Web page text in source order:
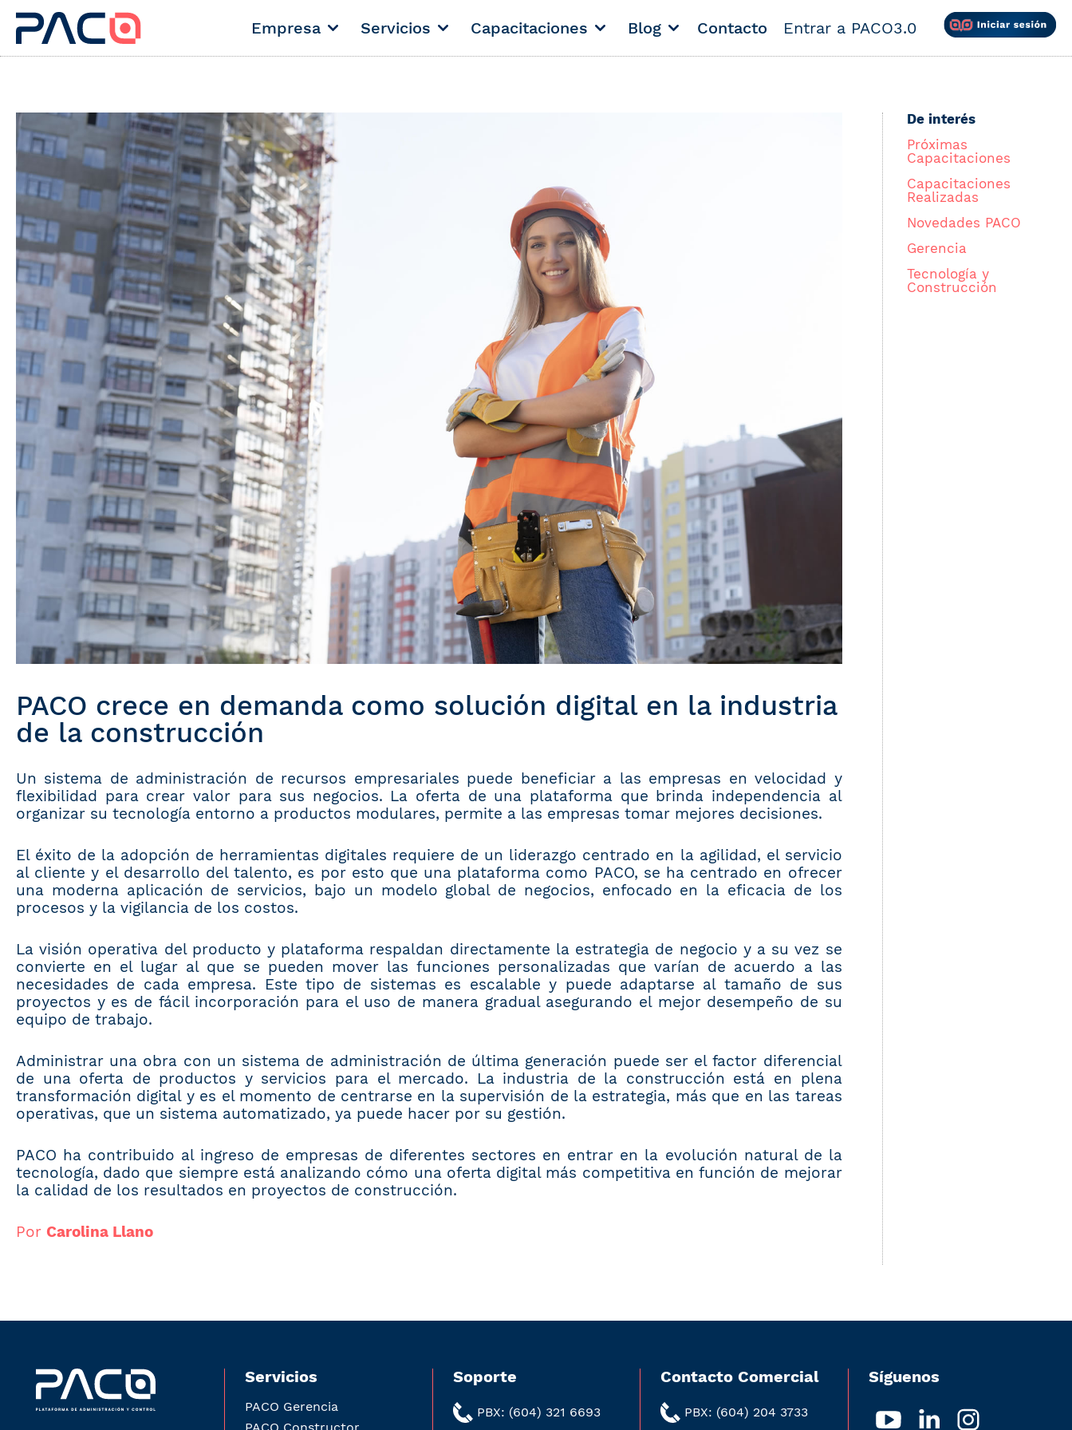
Empresa Servicios Capacitaciones Blog Contacto Entrar a PACO3.0
PACO crece en demanda como solución digital en la industria
de la construcción
Un sistema de administración de recursos empresariales puede beneficiar a las empresas en velocidad y
flexibilidad para crear valor para sus negocios. La oferta de una plataforma que brinda independencia al
organizar su tecnología entorno a productos modulares, permite a las empresas tomar mejores decisiones.
El éxito de la adopción de herramientas digitales requiere de un liderazgo centrado en la agilidad, el servicio
al cliente y el desarrollo del talento, es por esto que una plataforma como PACO, se ha centrado en ofrecer
una moderna aplicación de servicios, bajo un modelo global de negocios, enfocado en la eficacia de los
procesos y la vigilancia de los costos.
La visión operativa del producto y plataforma respaldan directamente la estrategia de negocio y a su vez se
convierte en el lugar al que se pueden mover las funciones personalizadas que varían de acuerdo a las
necesidades de cada empresa. Este tipo de sistemas es escalable y puede adaptarse al tamaño de sus
proyectos y es de fácil incorporación para el uso de manera gradual asegurando el mejor desempeño de su
equipo de trabajo.
Administrar una obra con un sistema de administración de última generación puede ser el factor diferencial
de una oferta de productos y servicios para el mercado. La industria de la construcción está en plena
transformación digital y es el momento de centrarse en la supervisión de la estrategia, más que en las tareas
operativas, que un sistema automatizado, ya puede hacer por su gestión.
PACO ha contribuido al ingreso de empresas de diferentes sectores en entrar en la evolución natural de la
tecnología, dado que siempre está analizando cómo una oferta digital más competitiva en función de mejorar
la calidad de los resultados en proyectos de construcción.
Por Carolina Llano
De interés
Próximas
Capacitaciones
Capacitaciones
Realizadas
Novedades PACO
Gerencia
Tecnología y
Construcción
Servicios
PACO Gerencia
PACO Constructor
Soporte
PBX: (604) 321 6693
Contacto Comercial
PBX: (604) 204 3733
Síguenos